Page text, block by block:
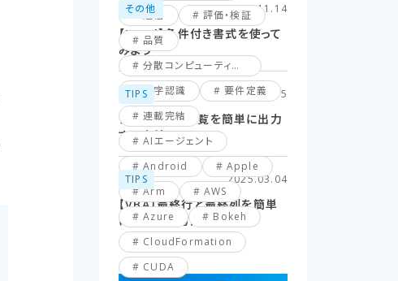
通信
評価・検証
品質
分散コンピューティング
文字認識
要件定義
連載完結
AIエージェント
Android
Apple
Arm
AWS
Azure
Bokeh
CloudFormation
CUDA
その他 2024.11.14
【Excel】条件付き書式を使って
みよう
TIPS 2025.06.15
ファイル名の一覧を簡単に出力
する方法
TIPS 2025.03.04
【VBA】最終行と最終列を簡単
に取得する方法